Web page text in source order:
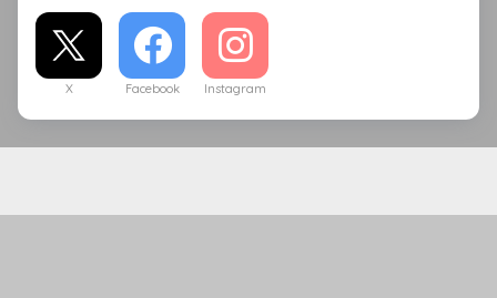
X Facebook Instagram